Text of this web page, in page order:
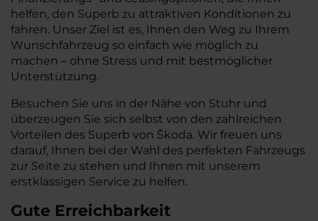
helfen, den Superb zu attraktiven Konditionen zu
fahren. Unser Ziel ist es, Ihnen den Weg zu Ihrem
Wunschfahrzeug so einfach wie möglich zu
machen – ohne Stress und mit bestmöglicher
Unterstützung.
Besuchen Sie uns in der Nähe von Stuhr und
überzeugen Sie sich selbst von den zahlreichen
Vorteilen des Superb von Škoda. Wir freuen uns
darauf, Ihnen bei der Wahl des perfekten Fahrzeugs
zur Seite zu stehen und Ihnen mit unserem
erstklassigen Service zu helfen.
Gute Erreichbarkeit